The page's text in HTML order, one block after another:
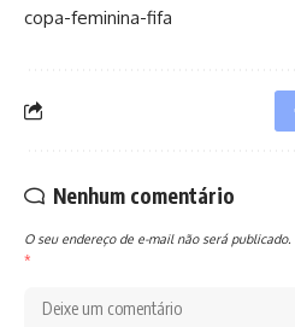
copa-feminina-fifa
Nenhum comentário
O seu endereço de e-mail não será publicado.
*